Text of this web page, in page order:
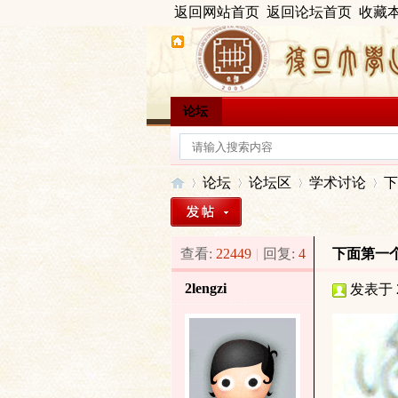
返回网站首页 返回论坛首页 收藏
论坛
出»
论坛
›
论坛区
›
学术讨论
›
查看: 22449 | 回复: 4 下面第一
2lengzi 发表于